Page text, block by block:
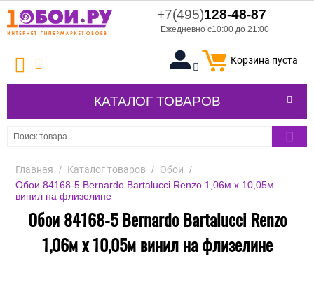
+7(495)128-48-87
Ежедневно с10:00 до 21:00
Корзина пуста
КАТАЛОГ ТОВАРОВ
Главная / Каталог товаров / Обои /
Обои 84168-5 Bernardo Bartalucci Renzo 1,06м х 10,05м
винил на флизелине
Обои 84168-5 Bernardo Bartalucci Renzo
1,06м х 10,05м винил на флизелине